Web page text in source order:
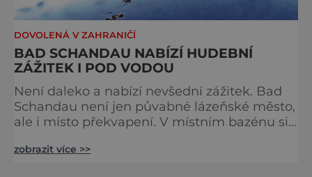
DOVOLENÁ V ZAHRANIČÍ
BAD SCHANDAU NABÍZÍ HUDEBNÍ
ZÁŽITEK I POD VODOU
Není daleko a nabízí nevšední zážitek. Bad
Schandau není jen půvabné lázeňské město,
ale i místo překvapení. V místním bazénu si
vodě. Nádherně osvěžující místo leží jen 8
zobrazit více >>